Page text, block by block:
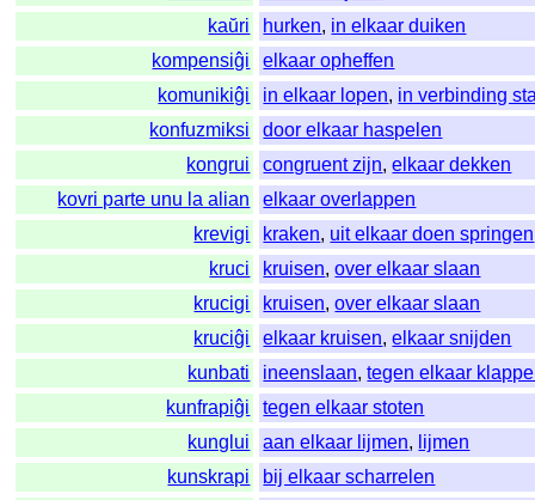
kaŭri
hurken, in elkaar duiken
kompensiĝi
elkaar opheffen
komunikiĝi
in elkaar lopen, in verbinding
konfuzmiksi
door elkaar haspelen
kongrui
congruent zijn,elkaar dekken
kovri parte unu la alian
elkaar overlappen
krevigi
kraken, uit elkaar doen springen
kruci
kruisen,over elkaar slaan
krucigi
kruisen,over elkaar slaan
kruciĝi
elkaar kruisen,elkaar snijden
kunbati
ineenslaan,tegen elkaar
kunfrapiĝi
tegen elkaar stoten
kunglui
aan elkaar lijmen, lijmen
kunskrapi
bij elkaar scharrelen